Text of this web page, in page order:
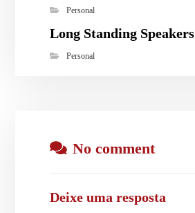
Personal
Long Standing Speakers
Personal
No comment
Deixe uma resposta